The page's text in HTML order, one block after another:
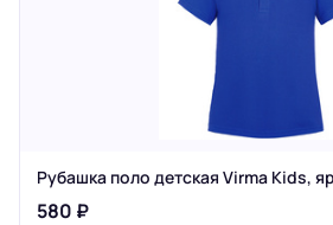
Рубашка поло детская Virma Kids,
580 ₽